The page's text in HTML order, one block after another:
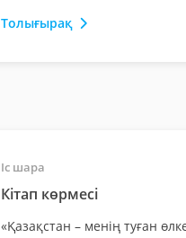
Толығырақ
Іс шара
Кітап көрмесі
«Қазақстан – менің туған